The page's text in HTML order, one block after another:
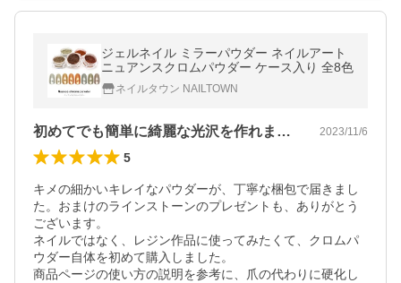
ジェルネイル ミラーパウダー ネイルアート
ニュアンスクロムパウダー ケース入り 全8色
ネイルタウン NAILTOWN
初めてでも簡単に綺麗な光沢を作れました 2023/11/6
5
キメの細かいキレイなパウダーが、丁寧な梱包で届きまし
た。おまけのラインストーンのプレゼントも、ありがとう
ございます。
ネイルではなく、レジン作品に使ってみたくて、クロムパ
ウダー自体を初めて購入しました。
商品ページの使い方の説明を参考に、爪の代わりに硬化し